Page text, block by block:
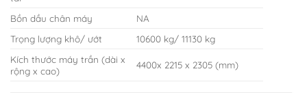
Bồn dầu chân máy
NA
Trọng lượng khô/ ướt
10600 kg/ 11130 kg
Kích thước máy trần (dài x
rộng x cao)
4400x 2215 x 2305 (mm)